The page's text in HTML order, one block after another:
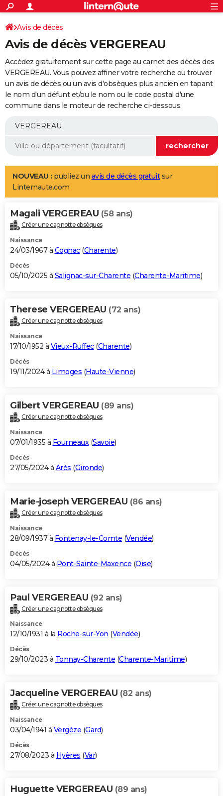
ACTUALITÉS
Politique
Société
Faits Divers
Education
Monde
Villes
+
SPORT
Coupe du monde 2026
Football
Tennis
Cyclisme
Rugby
Forum
Programme TV
TNT
Streaming
Cinéma
Sorties cinéma
Musique
+
FINANCE
Impôts
Immobilier
Risques naturels par ville
Banque
Assurance
Crédit
AUTO
Essais
Réserver un essai
Citadines
Berlines
SUV
Forum auto
+
Mobiles
Meilleur smartphone
Internet
Ordinateurs
Jeux vidéo
Guide high-tech
Aménagement intérieur
LIFESTYLE
Art de vivre
Bien-être
Loisirs
Mode
Modes de vie
Alimentation
Guide de la santé
Maladies
Médicaments
Sommeil
VOYAGE
Destinations
City break
Voyage nature
Voyage de noces
Forum
Climat
+PHOTO
GUIDES D'ACHAT
BONS PLANS
Carte de Noël
Carte Bonne année
Carte Saint-Valentin
Carte Pâques
Carte d'anniversaire
DICTIONNAIRE
Dictionnaire
Biographies
Citations
Expressions
Proverbes
PROGRAMME TV
S'inscrire
Se connecter
Lycées
Collèges
Primaires
Universités
Entreprises
Service militaire
Avis de recherche
AVIS DE DÉCÈS
Bricolage
Lifestyle
Culture
Sport
Auto
Television
Voyage
Cinema
Avis de décès
Avis de décès VERGEREAU
Accédez gratuitement sur cette page au carnet des décès des
VERGEREAU. Vous pouvez affiner votre recherche ou trouver
un avis de décès ou un avis d'obsèques plus ancien en tapant
le nom d'un défunt et/ou le nom ou le code postal d'une
commune dans le moteur de recherche ci-dessous.
NOUVEAU : publiez un avis de décès gratuitsur
Linternaute.com
Magali VERGEREAU (58 ans)
Créer une cagnotte obsèques
Naissance
24/03/1967 à Cognac(Charente)
Décès
05/10/2025 à Salignac-sur-Charente (Charente-Maritime)
Therese VERGEREAU (72 ans)
Créer une cagnotte obsèques
Naissance
17/10/1952 à Vieux-Ruffec(Charente)
Décès
19/11/2024 à Limoges (Haute-Vienne)
Gilbert VERGEREAU (89 ans)
Créer une cagnotte obsèques
Naissance
07/01/1935 à Fourneaux(Savoie)
Décès
27/05/2024 à Arès (Gironde)
Marie-joseph VERGEREAU (86 ans)
Créer une cagnotte obsèques
Naissance
28/09/1937 à Fontenay-le-Comte (Vendée)
Décès
04/05/2024 à Pont-Sainte-Maxence (Oise)
Paul VERGEREAU (92 ans)
Créer une cagnotte obsèques
Naissance
12/10/1931 à la Roche-sur-Yon (Vendée)
Décès
29/10/2023 à Tonnay-Charente (Charente-Maritime)
Jacqueline VERGEREAU (82 ans)
Créer une cagnotte obsèques
Naissance
03/04/1941 à Vergèze (Gard)
Décès
27/08/2023 à Hyères (Var)
Huguette VERGEREAU (89 ans)